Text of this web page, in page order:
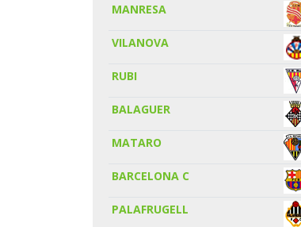
MANRESA
VILANOVA
RUBI
BALAGUER
MATARO
BARCELONA C
PALAFRUGELL